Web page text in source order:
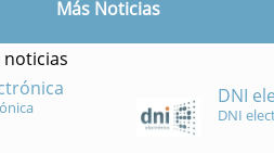
Más Noticias
DNI
DNI